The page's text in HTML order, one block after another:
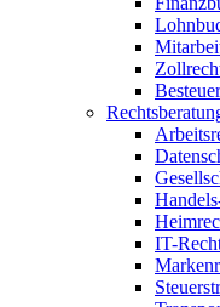
IT-